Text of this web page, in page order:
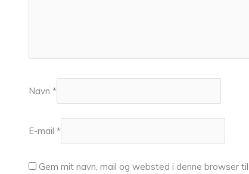
Navn *
E-mail *
Gem mit navn, mail og websted i denne browser